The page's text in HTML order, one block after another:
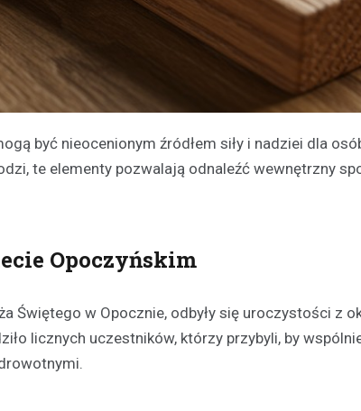
być nieocenionym źródłem siły i nadziei dla
te elementy pozwalają odnaleźć wewnętrzny
Opoczyńskim
Świętego w Opocznie, odbyły się uroczystości z
licznych uczestników, którzy przybyli, by